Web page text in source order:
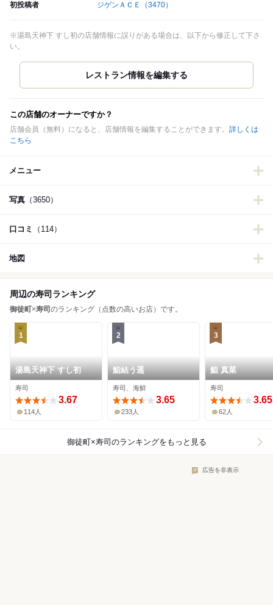
初投稿者 ジゲンＡＣＥ （3470）
※湯島天神下 すし初の店舗情報に誤りがある場合は、以下から修正して下さ
い。
この店舗のオーナーですか？
店舗会員（無料）になると、店舗情報を編集することができます。 詳しくは
こちら
メニュー
写真 （3650）
口コミ （114）
地図
周辺の寿司ランキング
御徒町×寿司 のランキング（点数の高いお店）です。
1
湯島天神下 すし初
寿司
3.67
114人
2
鮨結う遥
寿司、海鮮
3.65
233人
3
鮨 真菜
寿司
3.65
62人
御徒町×寿司 のランキングをもっと見る
広告を非表示